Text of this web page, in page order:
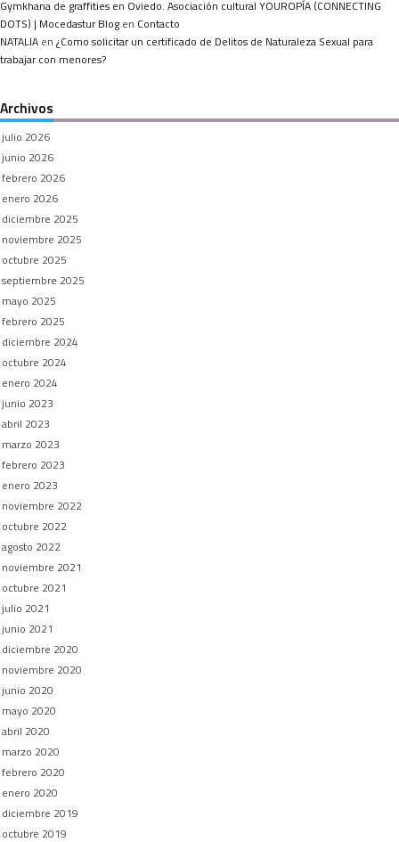
Gymkhana de graffities en Oviedo. Asociación cultural YOUROPÍA (CONNECTING
DOTS) | Mocedastur Blog en Contacto
NATALIA en ¿Como solicitar un certificado de Delitos de Naturaleza Sexual para
trabajar con menores?
Archivos
julio 2026
junio 2026
febrero 2026
enero 2026
diciembre 2025
noviembre 2025
octubre 2025
septiembre 2025
mayo 2025
febrero 2025
diciembre 2024
octubre 2024
enero 2024
junio 2023
abril 2023
marzo 2023
febrero 2023
enero 2023
noviembre 2022
octubre 2022
agosto 2022
noviembre 2021
octubre 2021
julio 2021
junio 2021
diciembre 2020
noviembre 2020
junio 2020
mayo 2020
abril 2020
marzo 2020
febrero 2020
enero 2020
diciembre 2019
octubre 2019